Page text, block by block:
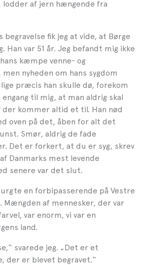
lodder af jern hængende fra
begravelse fik jeg at vide, at Børge
Han var 51 år. Jeg befandt mig ikke
kæmpe venne- og
nyheden om hans sygdom
præcis han skulle dø, forekom
til mig, at man aldrig skal
kommer altid et til. Han nød
oven på det, åben for alt det
Smør, aldrig de fade
Det er forkert, at du er syg, skrev
Danmarks mest levende
senere var det slut.
en forbipasserende på Vestre
af mennesker, der var
var enorm, vi var en
land.
svarede jeg. „Det er et
der er blevet begravet.“